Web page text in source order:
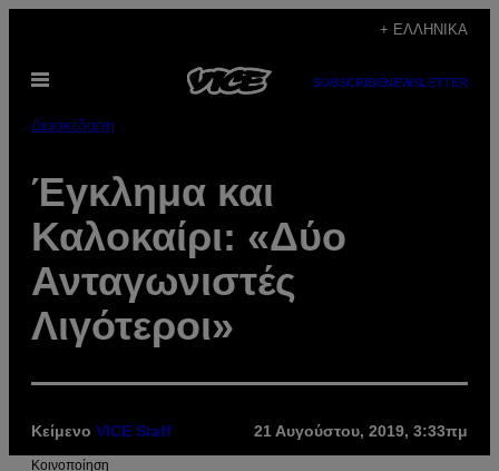
περιεχόμενο
+ ΕΛΛΗΝΙΚΆ
Ανοίξτε
SUBSCRIBENEWSLETTER
Διασκέδαση
Έγκλημα και
Καλοκαίρι: «Δύο
Ανταγωνιστές
Λιγότεροι»
Κείμενο VICE Staff 21 Αυγούστου, 2019, 3:33πμ
Kοινοποίηση